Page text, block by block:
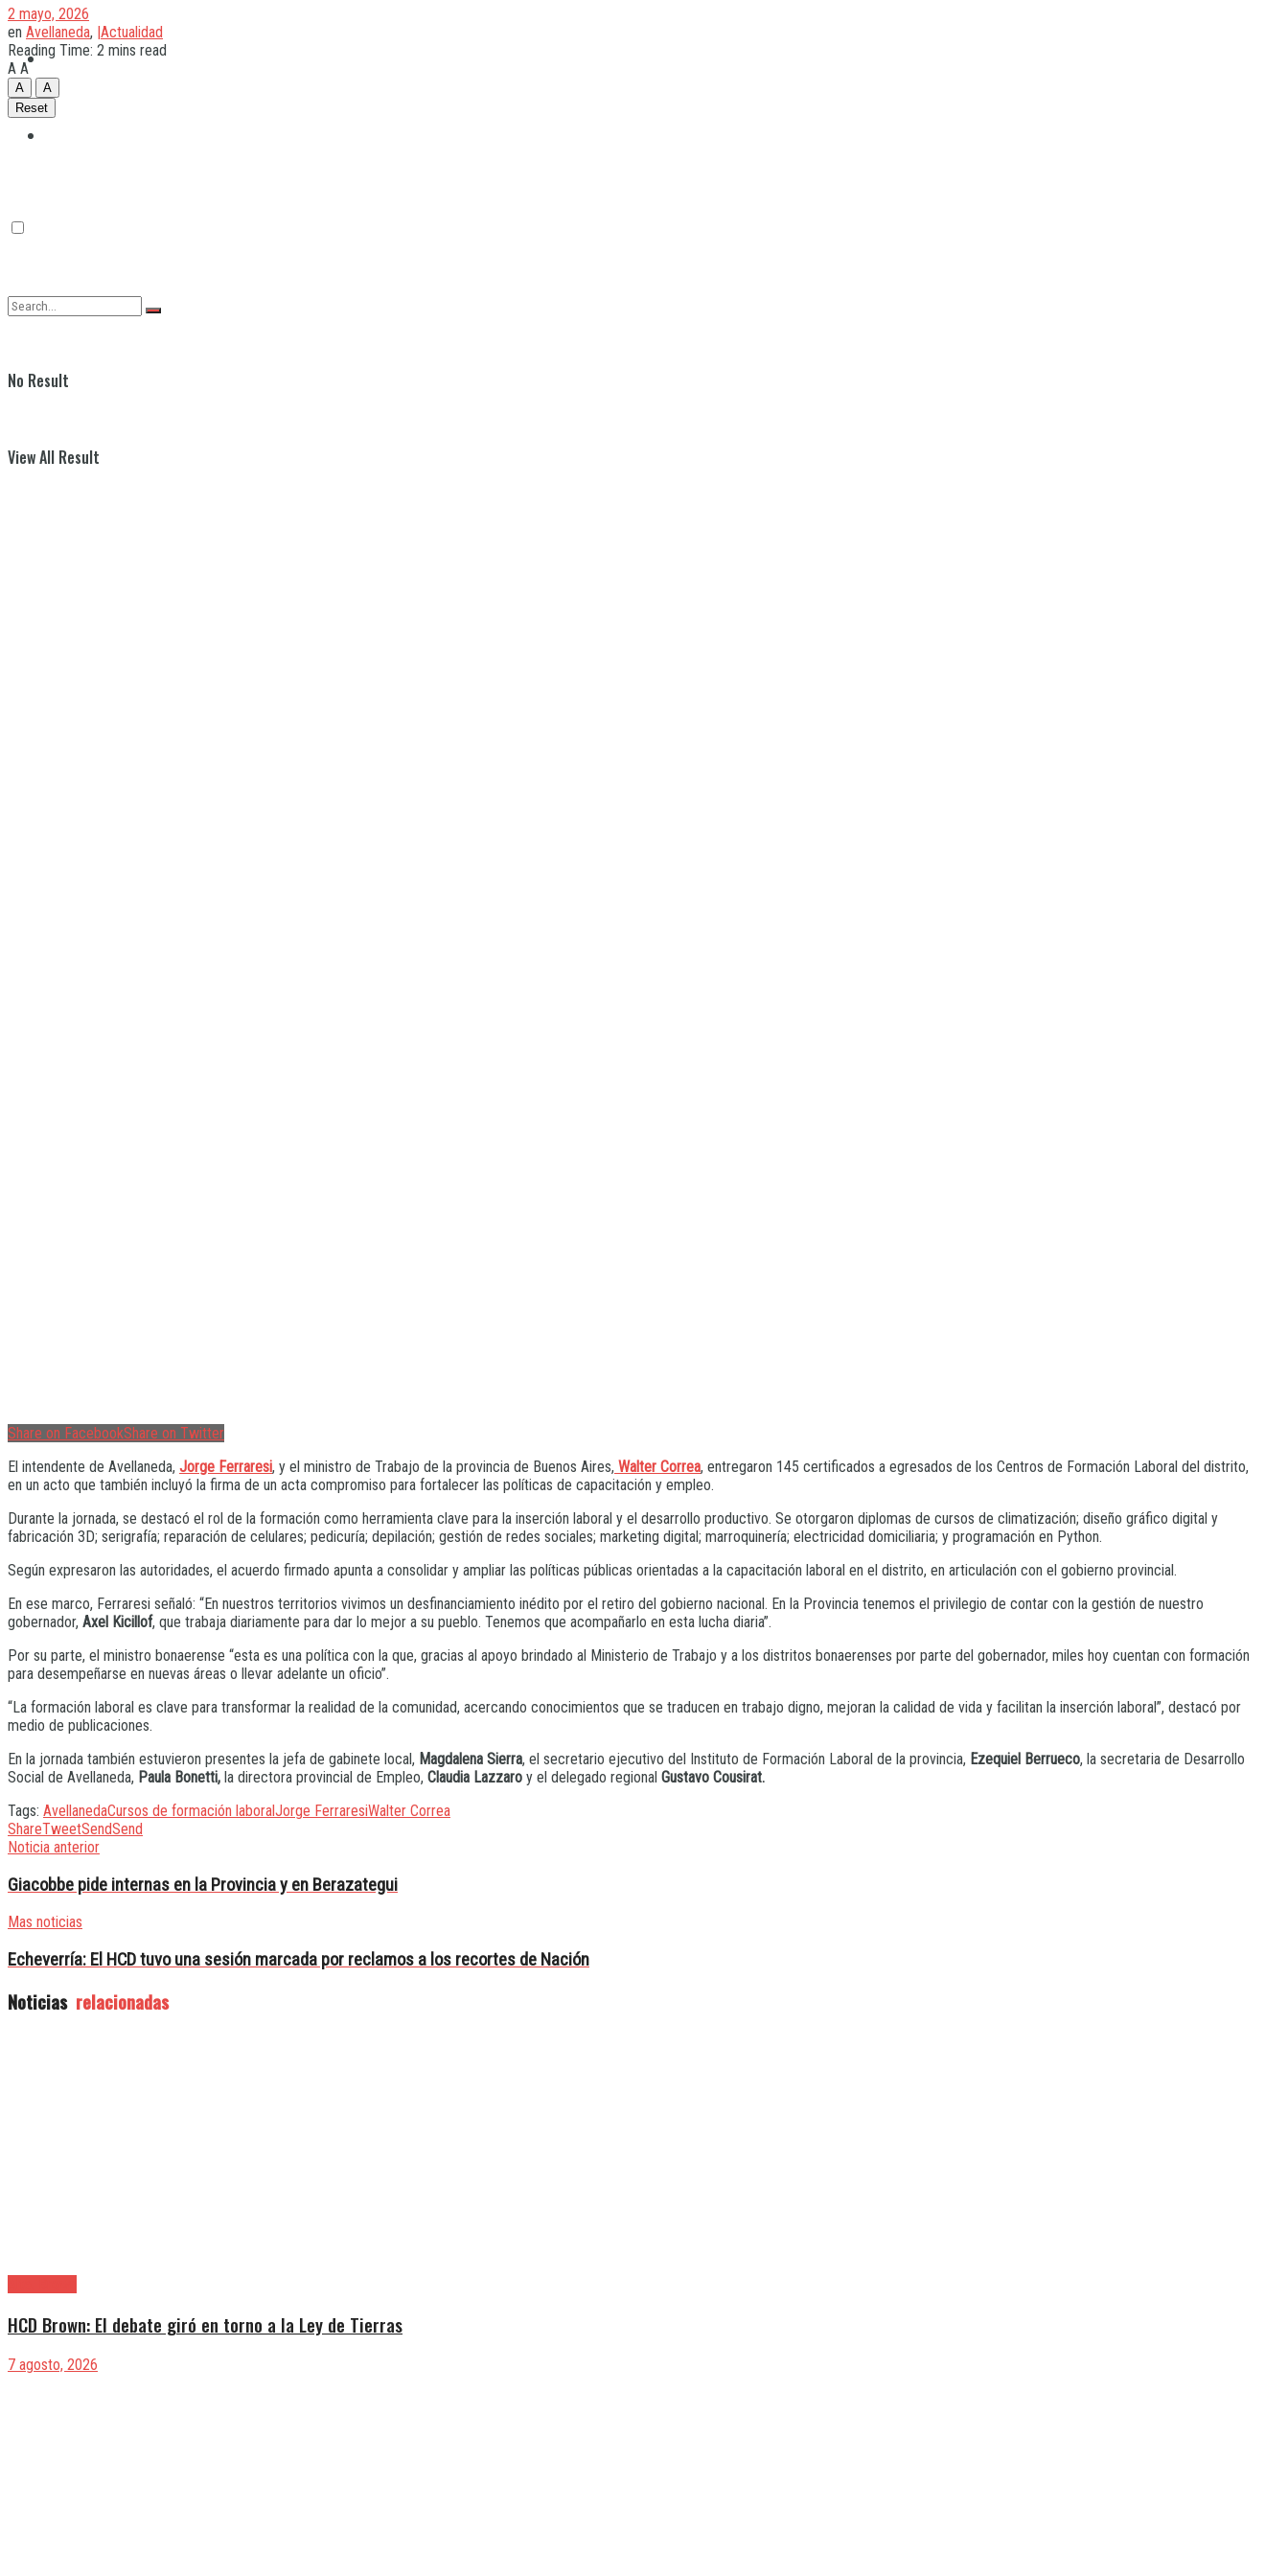
Quilmes
No Result
View All Result
2 mayo, 2026
en Avellaneda, |Actualidad
Reading Time: 2 mins read
A A
A
A
Reset
Share on FacebookShare on Twitter
El intendente de Avellaneda, Jorge Ferraresi, y el ministro de Trabajo de la provincia de Buenos Aires, Walter Correa, entregaron 145 certificados a egresados de los Centros de Formación Laboral del distrito,
en un acto que también incluyó la firma de un acta compromiso para fortalecer las políticas de capacitación y empleo.
Durante la jornada, se destacó el rol de la formación como herramienta clave para la inserción laboral y el desarrollo productivo. Se otorgaron diplomas de cursos de climatización; diseño gráfico digital y
fabricación 3D; serigrafía; reparación de celulares; pedicuría; depilación; gestión de redes sociales; marketing digital; marroquinería; electricidad domiciliaria; y programación en Python.
Según expresaron las autoridades, el acuerdo firmado apunta a consolidar y ampliar las políticas públicas orientadas a la capacitación laboral en el distrito, en articulación con el gobierno provincial.
En ese marco, Ferraresi señaló: “En nuestros territorios vivimos un desfinanciamiento inédito por el retiro del gobierno nacional. En la Provincia tenemos el privilegio de contar con la gestión de nuestro
gobernador, Axel Kicillof, que trabaja diariamente para dar lo mejor a su pueblo. Tenemos que acompañarlo en esta lucha diaria”.
Por su parte, el ministro bonaerense “esta es una política con la que, gracias al apoyo brindado al Ministerio de Trabajo y a los distritos bonaerenses por parte del gobernador, miles hoy cuentan con formación
para desempeñarse en nuevas áreas o llevar adelante un oficio”.
“La formación laboral es clave para transformar la realidad de la comunidad, acercando conocimientos que se traducen en trabajo digno, mejoran la calidad de vida y facilitan la inserción laboral”, destacó por
medio de publicaciones.
En la jornada también estuvieron presentes la jefa de gabinete local, Magdalena Sierra, el secretario ejecutivo del Instituto de Formación Laboral de la provincia, Ezequiel Berrueco, la secretaria de Desarrollo
Social de Avellaneda, Paula Bonetti, la directora provincial de Empleo, Claudia Lazzaro y el delegado regional Gustavo Cousirat.
Tags: AvellanedaCursos de formación laboralJorge FerraresiWalter Correa
ShareTweetSendSend
Noticia anterior
Giacobbe pide internas en la Provincia y en Berazategui
Mas noticias
Echeverría: El HCD tuvo una sesión marcada por reclamos a los recortes de Nación
Noticias relacionadas
HCD Brown: El debate giró en torno a la Ley de Tierras
7 agosto, 2026